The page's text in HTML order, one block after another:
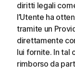
diritti legali
l’Utente ha
tramite un
direttamente
lui fornite. In tal
rimborso da